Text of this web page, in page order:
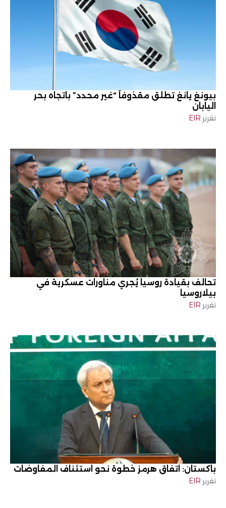
بيونغ يانغ تطلق مقذوفاً “غير محدد” باتجاه بحر
اليابان
تقرير EIR
تحالف بقيادة روسيا يُجري مناورات عسكرية في
بيلاروسيا
تقرير EIR
باكستان: اتفاق هرمز خطوة نحو استئناف المفاوضات
تقرير EIR